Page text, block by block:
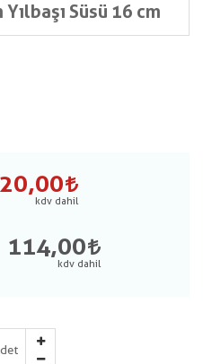
Süsü 16 cm
114,00